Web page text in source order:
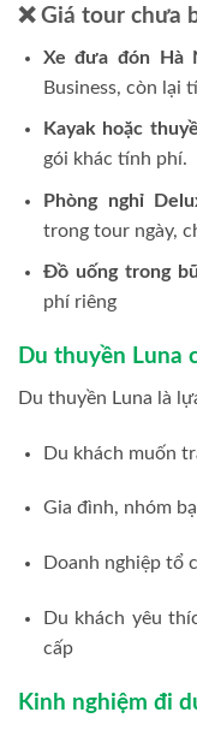
❌ Giá tour chưa
Xe đưa đón Hà
Business, còn lại
Kayak hoặc
gói khác tính phí.
Phòng nghỉ
trong tour ngày,
Đồ uống trong
phí riêng
Du thuyền Luna
Du thuyền Luna là
Du khách muốn
Gia đình, nhóm
Doanh nghiệp tổ
Du khách yêu
cấp
Kinh nghiệm đi